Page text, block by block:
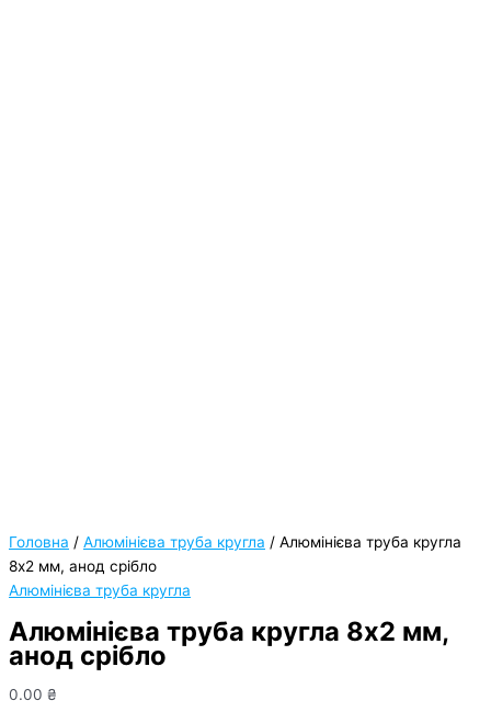
Головна / Алюмінієва труба кругла / Алюмінієва труба кругла
8х2 мм, анод срібло
Алюмінієва труба кругла
Алюмінієва труба кругла 8х2 мм,
анод срібло
0.00 ₴